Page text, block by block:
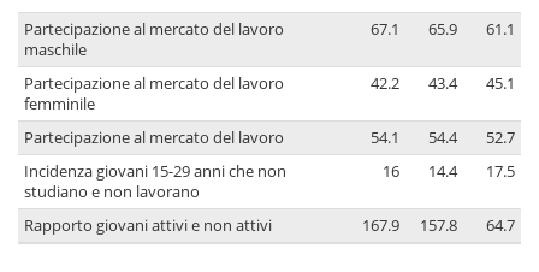
Partecipazione al mercato del lavoro
maschile
67.1 65.9 61.1
Partecipazione al mercato del lavoro
femminile
42.2 43.4 45.1
Partecipazione al mercato del lavoro 54.1 54.4
52.7
Incidenza giovani 15-29 anni che non
studiano e non lavorano
16 14.4 17.5
Rapporto giovani attivi e non attivi 167.9 157.8 64.7